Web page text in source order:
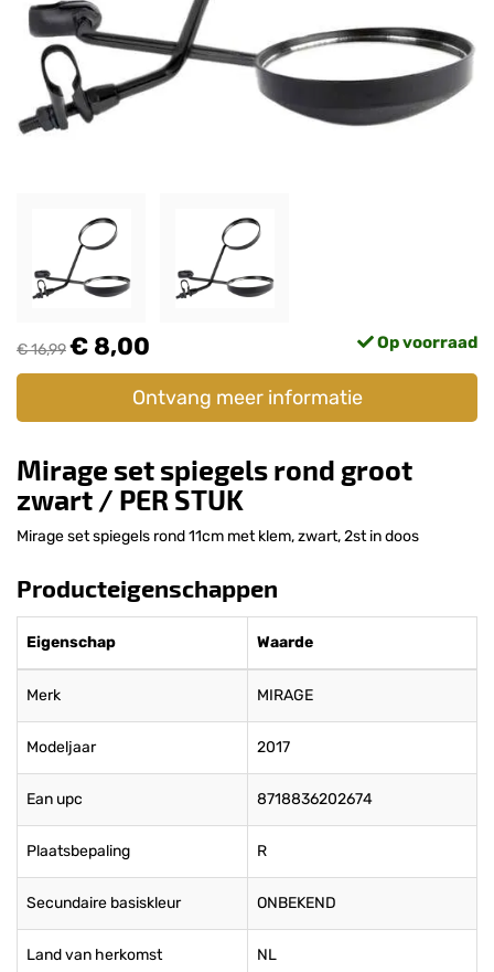
€ 16,99€ 8,00 Op voorraad
Ontvang meer informatie
Mirage set spiegels rond groot
zwart / PER STUK
Mirage set spiegels rond 11cm met klem, zwart, 2st in doos
Producteigenschappen
Eigenschap Waarde
Merk MIRAGE
Modeljaar 2017
Ean upc 8718836202674
Plaatsbepaling R
Secundaire basiskleur ONBEKEND
Land van herkomst NL